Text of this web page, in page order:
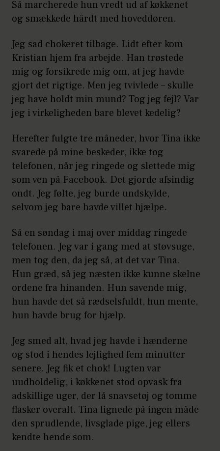
Så marcherede hun vredt ud af køkkenet
og smækkede hårdt med hoveddøren.
Jeg sad chokeret tilbage. Lidt efter kom
Kristian hjem fra arbejde. Han trøstede
mig og forsikrede mig om, at jeg havde
gjort det rigtige. Men jeg tvivlede – skulle
jeg have holdt min mund? Tog jeg fejl? Var
jeg i virkeligheden bare blevet kedelig?
Herefter fulgte tre måneder, hvor Tina ikke
svarede på mine beskeder, ikke tog
telefonen, når jeg ringede og slettede mig
som ven på Facebook. Det gjorde afsindig
ondt. Jeg følte, jeg burde undskylde,
selvom jeg bare havde villet hjælpe.
Så en søndag i maj over middag ringede
telefonen. Jeg var i gang med at støvsuge,
men tog den, da jeg så, at det var Tina.
Hun græd, så jeg næsten ikke kunne skelne
ordene fra hinanden. Hun savende mig,
hun havde det så rædselsfuldt, hun mente,
hun havde brug for hjælp.
Jeg smed alt, hvad jeg havde i hænderne
og stod i hendes lejlighed fem minutter
senere. Jeg fik et chok! Lugten var
uudholdelig, i køkkenet stod opvask fra
adskillige uger, der lå snavsetøj og tomme
flasker overalt. Tina lignede på ingen måde
den sprudlende, livsglade pige, jeg ellers
kendte hende som.